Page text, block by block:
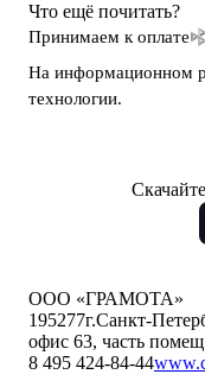
Что ещё почитать?
Принимаем к оплате
На информационном
технологии.
ООО «ГРАМОТА»
195277г.Санкт-
офис 63, часть
8 495 424-84-44